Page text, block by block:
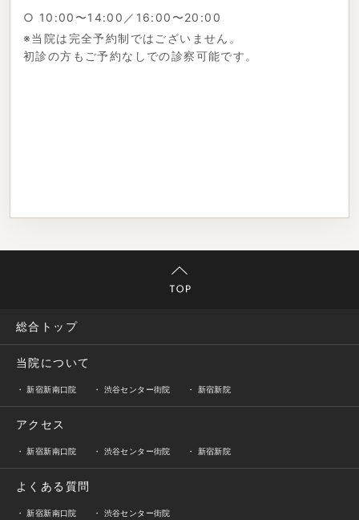
○ 10:00〜14:00／16:00〜20:00
※当院は完全予約制ではございません。
初診の方もご予約なしでの診察可能です。
総合トップ
当院について
新宿新南口院 渋谷センター街院 新宿新院
アクセス
新宿新南口院 渋谷センター街院 新宿新院
よくある質問
新宿新南口院 渋谷センター街院